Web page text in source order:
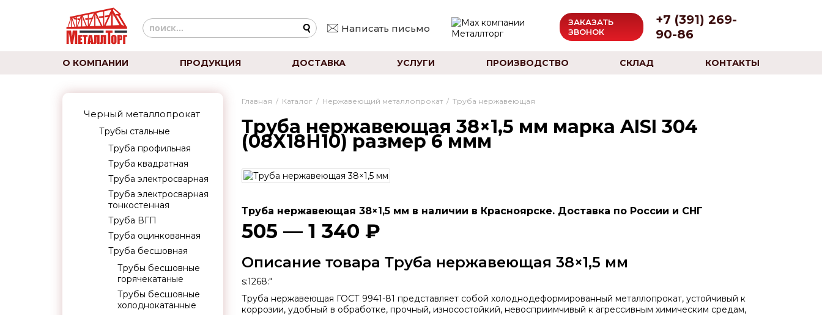
Написать письмо
ЗАКАЗАТЬ
ЗВОНОК
+7 (391) 269-
90-86
О КОМПАНИИ ПРОДУКЦИЯ ДОСТАВКА УСЛУГИ ПРОИЗВОДСТВО СКЛАД КОНТАКТЫ
Черный металлопрокат
Трубы стальные
Труба профильная
Труба квадратная
Труба электросварная
Труба электросварная
тонкостенная
Труба ВГП
Труба оцинкованная
Труба бесшовная
Трубы бесшовные
горячекатаные
Трубы бесшовные
холоднокатанные
Главная / Каталог / Нержавеющий металлопрокат / Труба нержавеющая
Труба нержавеющая 38×1,5 мм марка AISI 304
(08Х18Н10) размер 6 ммм
Труба нержавеющая 38×1,5 мм в наличии в Красноярске. Доставка по России и СНГ
505 — 1 340 ₽
Описание товара Труба нержавеющая 38×1,5 мм
s:1268:"
Труба нержавеющая ГОСТ 9941-81 представляет собой холоднодеформированный металлопрокат, устойчивый к
коррозии, удобный в обработке, прочный, износостойкий, невосприимчивый к агрессивным химическим средам,